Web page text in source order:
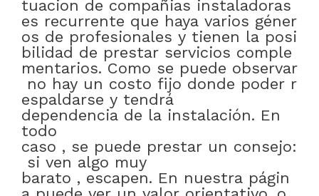
tuacion de compañias instaladoras
es recurrente que haya varios géner
os de profesionales y tienen la posi
bilidad de prestar servicios comple
mentarios. Como se puede observar
no hay un costo fijo donde poder r
espaldarse y tendrá
dependencia de la instalación. En
todo
caso , se puede prestar un consejo:
si ven algo muy
barato , escapen. En nuestra págin